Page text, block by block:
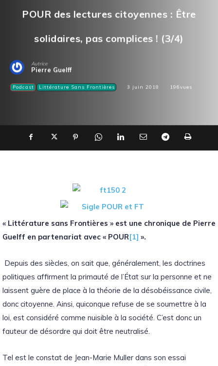
POUR des lectures citoyennes : Être
solidaires, pas complices ! (3/4)
Autrice
Pierre Guelff
Podcast Littérature Sans Frontières 3 juin 2018 196vues
« Littérature sans Frontières » est une chronique de Pierre
Guelff en partenariat avec « POUR[1] ».
Depuis des siècles, on sait que, généralement, les doctrines
politiques affirment la primauté de l’État sur la personne et ne
laissent guère de place à la théorie de la désobéissance civile,
donc citoyenne. Ainsi, quiconque refuse de se soumettre à la
loi, est considéré comme nuisible à la société. C’est donc un
fauteur de désordre qui doit être neutralisé.
Tel est le constat de Jean-Marie Muller dans son essai